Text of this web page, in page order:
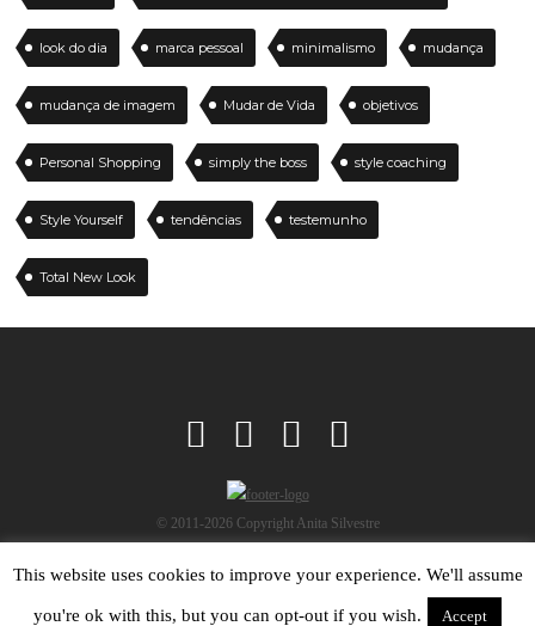
look do dia marca pessoal minimalismo mudança
mudança de imagem Mudar de Vida objetivos
Personal Shopping simply the boss style coaching
Style Yourself tendências testemunho
Total New Look
© 2011-2026 Copyright Anita Silvestre
This website uses cookies to improve your experience. We'll assume
you're ok with this, but you can opt-out if you wish. Accept